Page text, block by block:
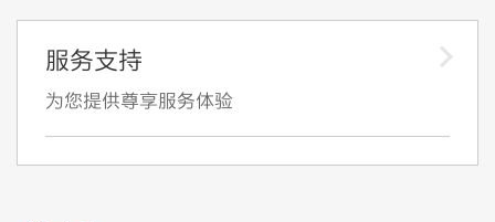
服务支持
为您提供尊享服务体验